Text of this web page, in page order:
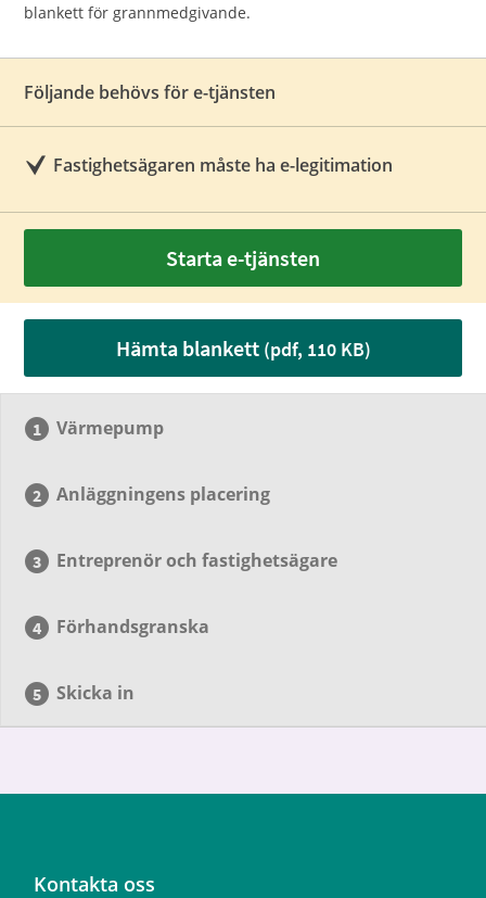
blankett för grannmedgivande.
Följande behövs för e-tjänsten
Fastighetsägaren måste ha e-legitimation
Starta e-tjänsten
Hämta blankett(pdf, 110 KB)
Värmepump
Anläggningens placering
Entreprenör och fastighetsägare
Förhandsgranska
Skicka in
Kontakta oss